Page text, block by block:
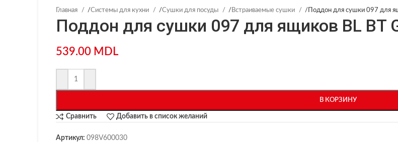
Главная /Системы для кухни /Сушки для посуды / Встраиваемые сушки / Поддон для сушки 097 для
Поддон для сушки 097 для ящиков BL BT
539.00 MDL
В КОРЗИНУ
Сравнить Добавить в список желаний
Артикул: 098V600030